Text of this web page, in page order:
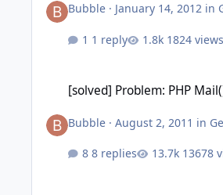
Bubble · January 14, 2012 in
1 reply 1824 views
[solved] Problem: PHP
Bubble ·August 2, 2011 in
8 replies 13678